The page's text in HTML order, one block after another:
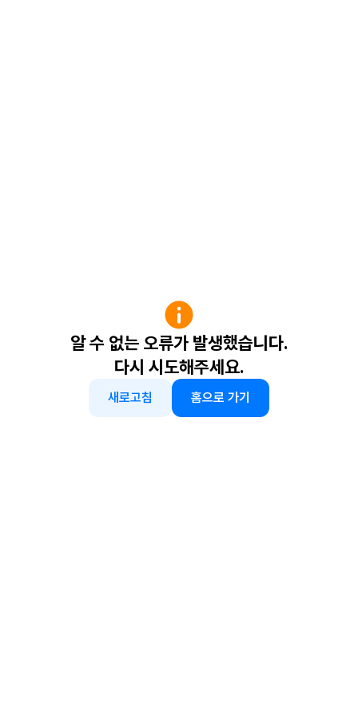
알 수 없는 오류가 발생했습니다.
다시 시도해주세요.
새로고침 홈으로 가기